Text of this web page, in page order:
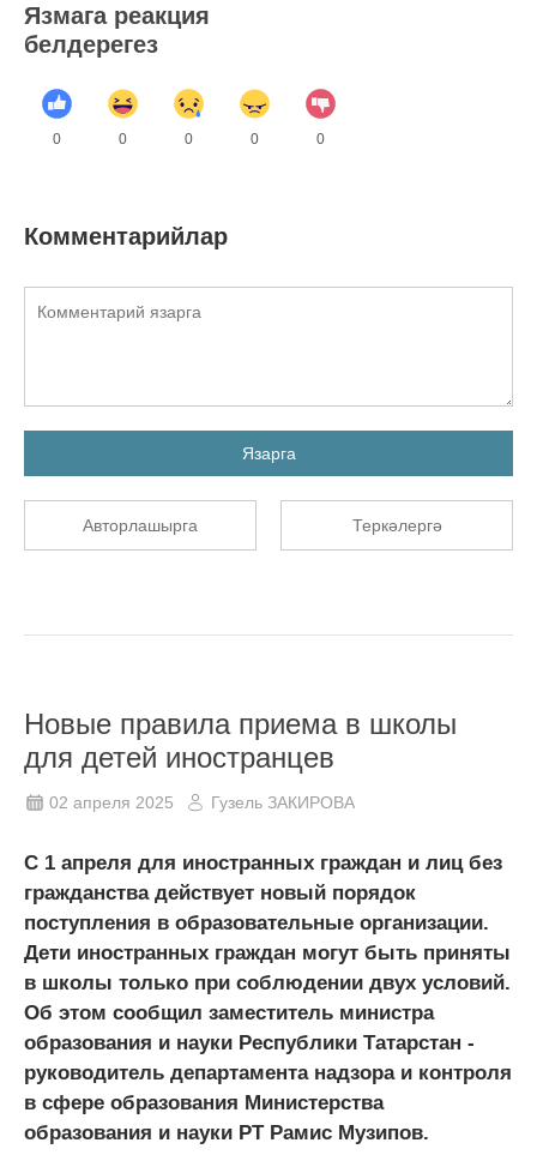
Язмага реакция
белдерегез
0 0 0 0 0
Комментарийлар
Язарга
Авторлашырга Теркәлергә
Новые правила приема в школы
для детей иностранцев
02 апреля 2025 Гузель ЗАКИРОВА
С 1 апреля для иностранных граждан и лиц без
гражданства действует новый порядок
поступления в образовательные организации.
Дети иностранных граждан могут быть приняты
в школы только при соблюдении двух условий.
Об этом сообщил заместитель министра
образования и науки Республики Татарстан -
руководитель департамента надзора и контроля
в сфере образования Министерства
образования и науки РТ Рамис Музипов.